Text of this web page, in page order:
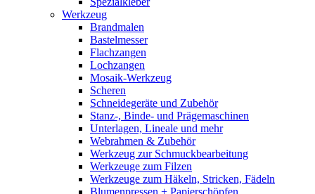
Werkzeug
Brandmalen
Bastelmesser
Flachzangen
Lochzangen
Mosaik-Werkzeug
Scheren
Schneidegeräte und Zubehör
Stanz-, Binde- und Prägemaschinen
Unterlagen, Lineale und mehr
Webrahmen & Zubehör
Werkzeug zur Schmuckbearbeitung
Werkzeuge zum Filzen
Werkzeuge zum Häkeln, Stricken, Fädeln
Blumenpressen + Papierschöpfen